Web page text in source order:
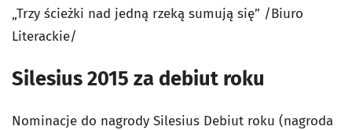
„Trzy ścieżki nad jedną rzeką sumują się” /Biuro
Literackie/
Silesius 2015 za debiut roku
Nominacje do nagrody Silesius Debiut roku (nagroda